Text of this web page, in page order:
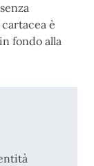
è
fondo alla